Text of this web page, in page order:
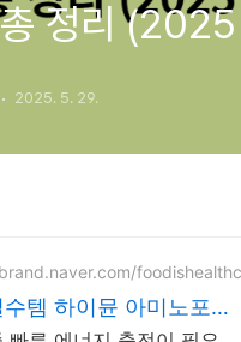
정리
2025. 5. 29.
수템 하이뮨 아미노포텐
PICK 에너지젤